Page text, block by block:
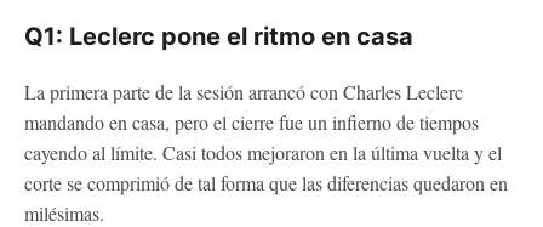
Q1: Leclerc pone el ritmo en casa
La primera parte de la sesión arrancó con Charles Leclerc
mandando en casa, pero el cierre fue un infierno de tiempos
cayendo al límite. Casi todos mejoraron en la última vuelta y el
corte se comprimió de tal forma que las diferencias quedaron en
milésimas.